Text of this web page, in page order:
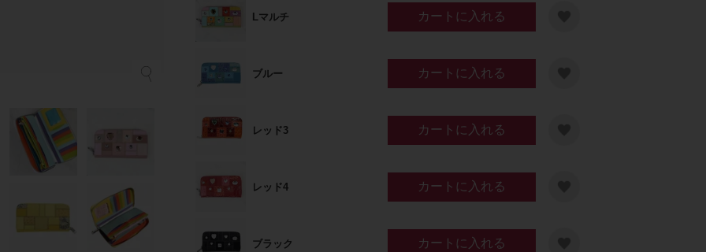
Lマルチ カートに入れる
ブルー カートに入れる
レッド3 カートに入れる
レッド4 カートに入れる
ブラック カートに入れる